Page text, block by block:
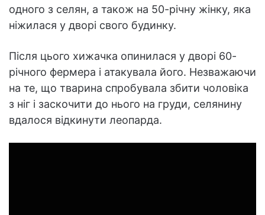
одного з селян, а також на 50-річну жінку, яка
ніжилася у дворі свого будинку.
Після цього хижачка опинилася у дворі 60-
річного фермера і атакувала його. Незважаючи
на те, що тварина спробувала збити чоловіка
з ніг і заскочити до нього на груди, селянину
вдалося відкинути леопарда.